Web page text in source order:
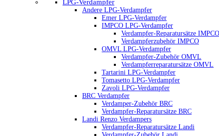
LPG-Verdampfer
Andere LPG-Verdampfer
Emer LPG-Verdampfer
IMPCO LPG-Verdampfer
Verdampfer-Reparatursätze IMPCO
Verdampferzubehör IMPCO
OMVL LPG-Verdampfer
Verdampfer-Zubehör OMVL
Verdampferreparatursätze OMVL
Tartarini LPG-Verdampfer
Tomasetto LPG-Verdampfer
Zavoli LPG-Verdampfer
BRC Verdampfer
Verdamper-Zubehör BRC
Verdampfer-Reparatursätze BRC
Landi Renzo Verdampers
Verdampfer-Reparatursätze Landi